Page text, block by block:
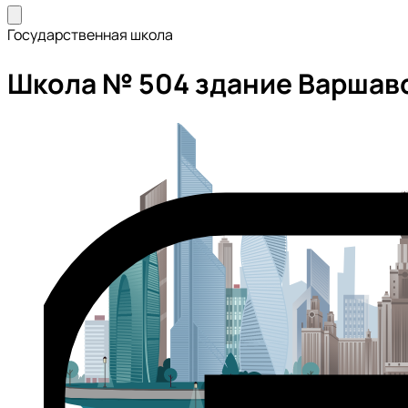
Государственная школа
Школа № 504 здание